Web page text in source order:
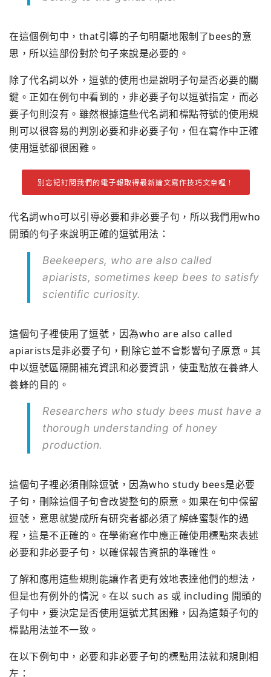
在這個例句中，that引導的子句明顯地限制了bees的意
思，所以這部份對於句子來說是必要的。
除了代名詞以外，逗號的使用也是說明子句是否必要的關
鍵。正如在例句中看到的，非必要子句以逗號指定，而必
要子句則沒有。雖然根據這些代名詞和標點符號的使用規
則可以很容易的判別必要和非必要子句，但在寫作中正確
使用逗號卻很困難。
別忘記訂閱我們的電子報取得最新論文寫作技巧文章喔！
代名詞who可以引導必要和非必要子句，所以我們用who
開頭的句子來說明正確的逗號用法：
Beekeepers, who are also called
apiarists, sometimes keep bees to satisfy
scientific curiosity.
這個句子裡使用了逗號，因為who are also called
apiarists是非必要子句，刪除它並不會影響句子原意。其
中以逗號區隔開補充資訊和必要資訊，使重點放在養蜂人
養蜂的目的。
Researchers who study bees must have a
thorough understanding of honey
production.
這個句子裡必須刪除逗號，因為who study bees是必要
子句，刪除這個子句會改變整句的原意。如果在句中保留
逗號，意思就變成所有研究者都必須了解蜂蜜製作的過
程，這是不正確的。在學術寫作中應正確使用標點來表述
必要和非必要子句，以確保報告資訊的準確性。
了解和應用這些規則能讓作者更有效地表達他們的想法，
但是也有例外的情況。在以 such as 或 including 開頭的
子句中，要決定是否使用逗號尤其困難，因為這類子句的
標點用法並不一致。
在以下例句中，必要和非必要子句的標點用法就和規則相
左：